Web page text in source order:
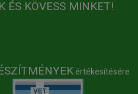
ÉS KÖVESS MINKET!
értékesítésére